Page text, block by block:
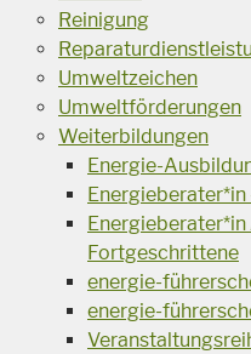
Reinigung
Umweltzeichen
Umweltförderungen
Weiterbildungen
Energie-
Energieberater*in
Fortgeschrittene
energie-
energie-